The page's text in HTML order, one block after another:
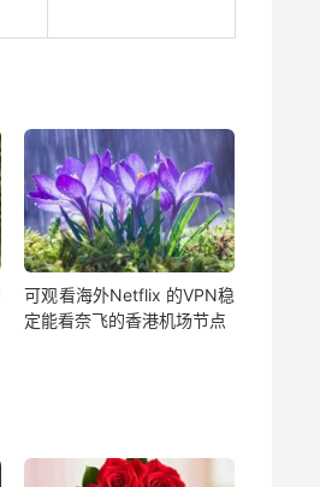
可观看海外Netflix 的VPN稳
定能看奈飞的香港机场节点